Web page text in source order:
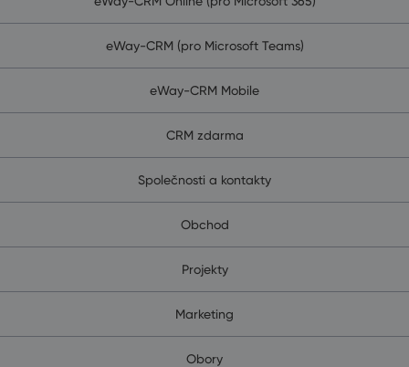
eWay-CRM (pro Microsoft Teams)
eWay-CRM Mobile
CRM zdarma
Společnosti a kontakty
Obchod
Projekty
Marketing
Obory